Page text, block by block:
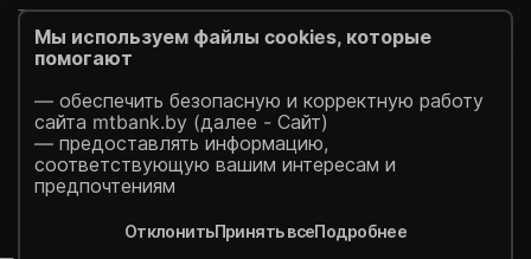
Тендеры
Реализация имущества
Пресс-центр
Безопасность платежей
Уведомления
design- FlexMedia
development
Мы используем файлы cookies, которые
помогают
— обеспечить безопасную и корректную работу
сайта mtbank.by (далее - Сайт)
— предоставлять информацию,
соответствующую вашим интересам и
предпочтениям
ОтклонитьПринять всеПодробнее